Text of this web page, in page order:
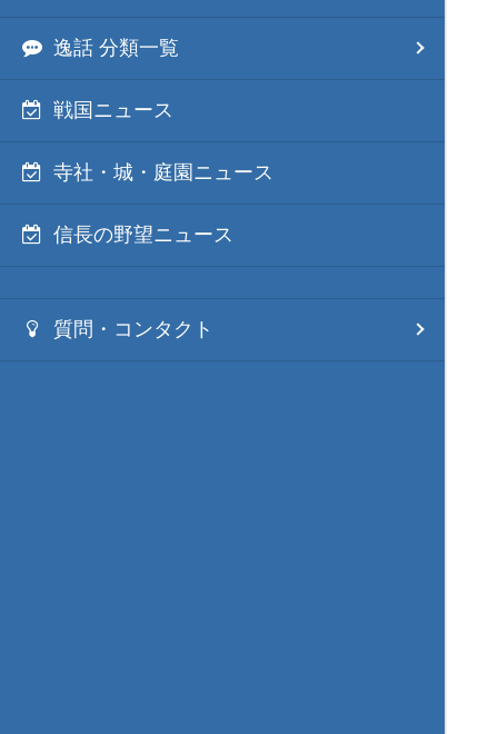
逸話 分類一覧
戦国ニュース
寺社・城・庭園ニュース
信長の野望ニュース
質問・コンタクト